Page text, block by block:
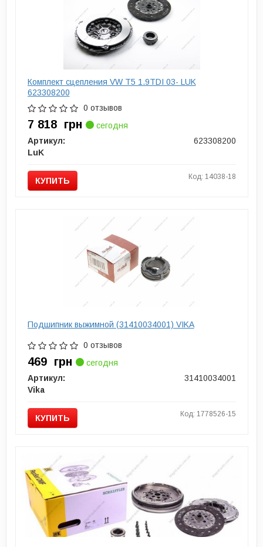
Комплект сцепления VW T5 1.9TDI 03- LUK
623308200
0 отзывов
7 818 грн
сегодня
Артикул:
623308200
LuK
КУПИТЬ Код: 14038-18
Подшипник выжимной (31410034001) VIKA
0 отзывов
469 грн
сегодня
Артикул:
31410034001
Vika
КУПИТЬ Код: 1778526-15